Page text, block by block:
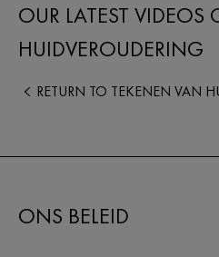
OUR LATEST
HUIDVEROUDERING
RETURN TO TEKENEN VAN
ONS BELEID